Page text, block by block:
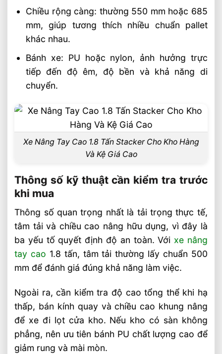
Xe Nâng Điện Reach Truck 1.8 Tấn Lựa
Chọn Tối Ưu Cho Logistics
Xe Nâng Dầu 3.5 Tấn Động Cơ Isuzu Có
Xe Nâng Điện Stacker Đứng Lái 1.5 Tấn
Nâng Cao 3–5m Có Đáng Đầu Tư?
Chiều rộng càng: thường 550 mm hoặc 685
mm, giúp tương thích nhiều chuẩn pallet
khác nhau.
Bánh xe: PU hoặc nylon, ảnh hưởng trực
tiếp đến độ êm, độ bền và khả năng di
chuyển.
Xe Nâng Tay Cao 1.8 Tấn Stacker Cho Kho Hàng
Và Kệ Giá Cao
Thông số kỹ thuật cần kiểm tra trước
khi mua
Thông số quan trọng nhất là tải trọng thực tế,
tâm tải và chiều cao nâng hữu dụng, vì đây là
ba yếu tố quyết định độ an toàn. Với xe nâng
tay cao 1.8 tấn, tâm tải thường lấy chuẩn 500
mm để đánh giá đúng khả năng làm việc.
Ngoài ra, cần kiểm tra độ cao tổng thể khi hạ
thấp, bán kính quay và chiều cao khung nâng
để xe đi lọt cửa kho. Nếu kho có sàn không
phẳng, nên ưu tiên bánh PU chất lượng cao để
giảm rung và mài mòn.